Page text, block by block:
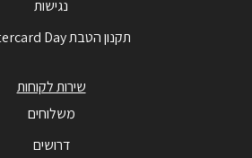
נגישות
תקנון הטבת Mastercard Day
שירות לקוחות
משלוחים
דרושים